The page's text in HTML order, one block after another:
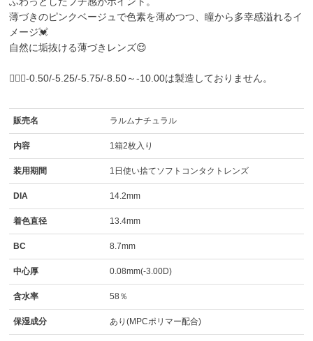
薄づきのピンクベージュで色素を薄めつつ、瞳から多幸感溢れるイ
メージ💓
自然に垢抜ける薄づきレンズ😌
🙇🏼‍♀️-0.50/-5.25/-5.75/-8.50～-10.00は製造しておりません。
販売名 ラルムナチュラル
内容 1箱2枚入り
装用期間 1日使い捨てソフトコンタクトレンズ
DIA 14.2mm
着色直径 13.4mm
BC 8.7mm
中心厚 0.08mm(-3.00D)
含水率 58％
保湿成分 あり(MPCポリマー配合)